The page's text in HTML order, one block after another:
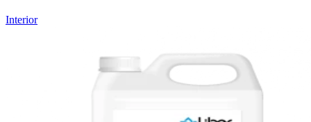
Interior